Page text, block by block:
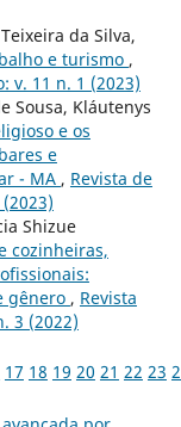
da Silva,
e turismo ,
v. 11 n. 1 (2023)
Sousa, Kláutenys
e os
e
- MA , Revista de
Shizue
cozinheiras,
gênero , Revista
3 (2022)
17 18 19 20 21 22 23